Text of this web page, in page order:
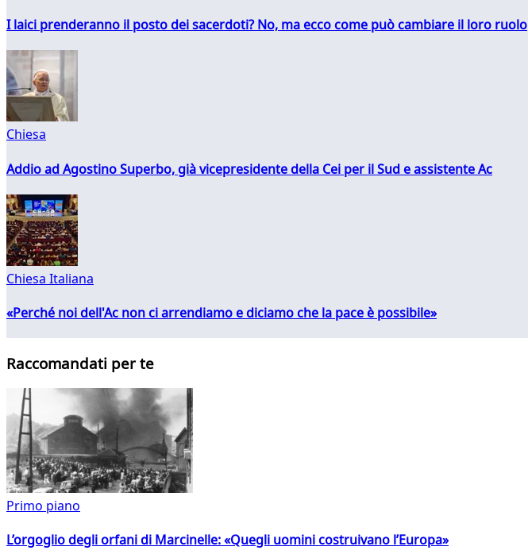
I laici prenderanno il posto dei sacerdoti? No, ma ecco come può cambiare il loro ruolo
Chiesa
Addio ad Agostino Superbo, già vicepresidente della Cei per il Sud e assistente Ac
Chiesa Italiana
«Perché noi dell'Ac non ci arrendiamo e diciamo che la pace è possibile»
Raccomandati per te
Primo piano
L’orgoglio degli orfani di Marcinelle: «Quegli uomini costruivano l’Europa»